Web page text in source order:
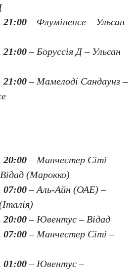
21:00– Флуміненсе – Ульсан
21:00– Боруссія Д – Ульсан
21:00– Мамелоді Сандаунз –
20:00– Манчестер Сіті
(Марокко)
07:00– Аль-Айн (ОАЕ) –
20:00– Ювентус – Відад
07:00– Манчестер Сіті –
01:00– Ювентус –